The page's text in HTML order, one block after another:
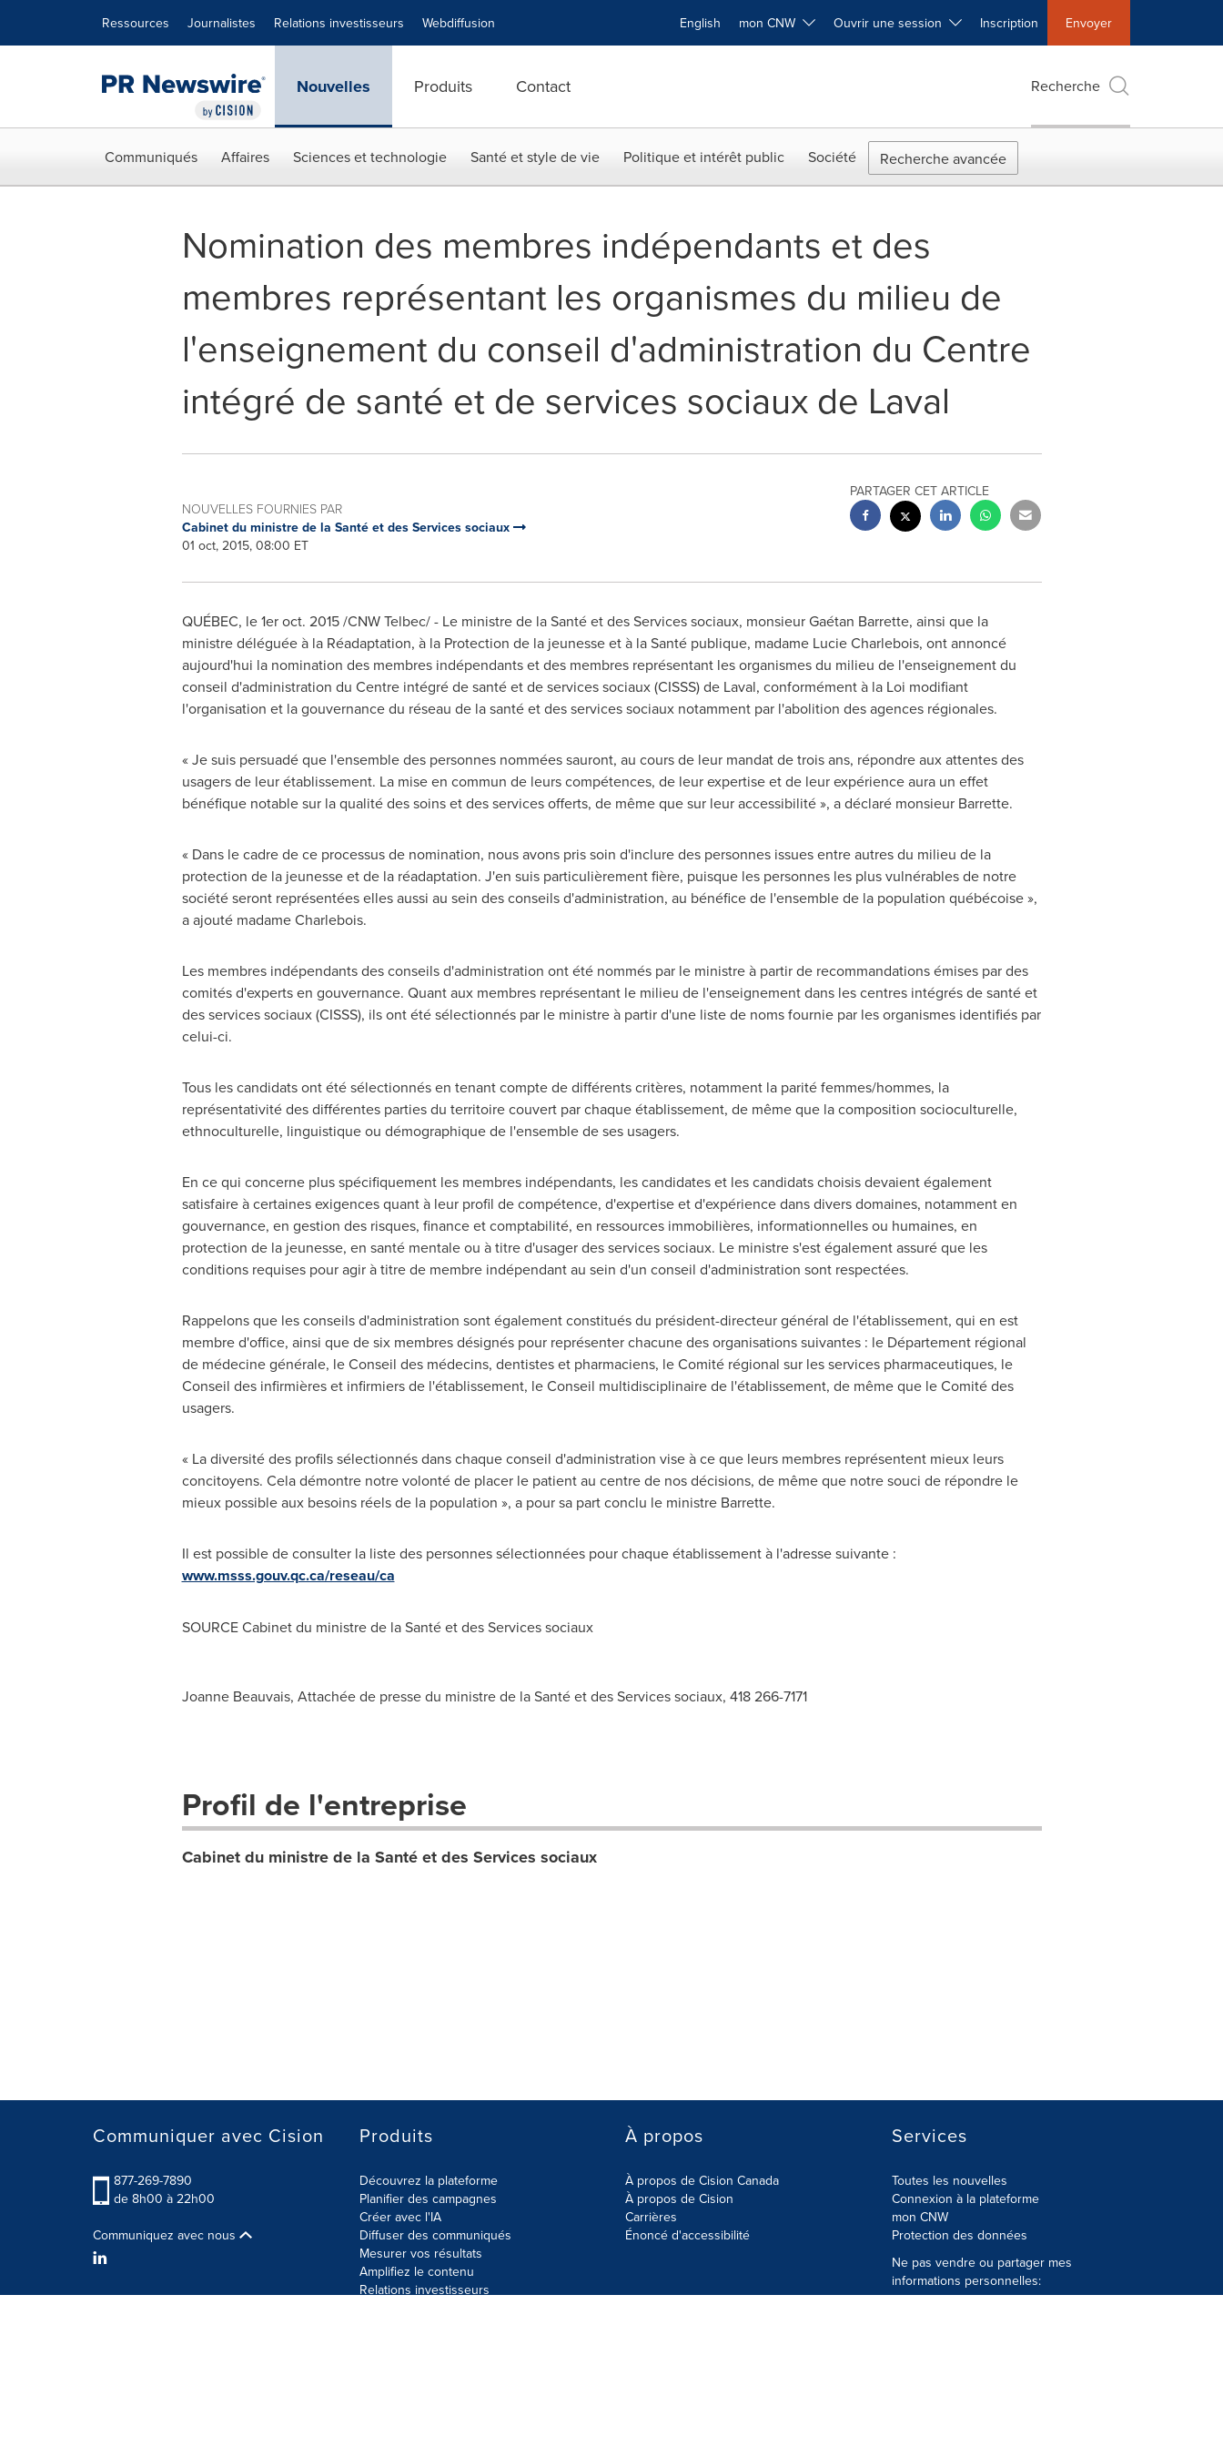
Ressources Journalistes Relations investisseurs Webdiffusion English mon CNW Ouvrir une session Inscription Envoyer
Nouvelles Produits Contact Recherche
Communiqués Affaires Sciences et technologie Santé et style de vie Politique et intérêt public Société Recherche avancée
Nomination des membres indépendants et des
membres représentant les organismes du milieu de
l'enseignement du conseil d'administration du Centre
intégré de santé et de services sociaux de Laval
NOUVELLES FOURNIES PAR
Cabinet du ministre de la Santé et des Services sociaux
01 oct, 2015, 08:00 ET
PARTAGER CET ARTICLE
QUÉBEC, le 1eroct. 2015/CNW Telbec/ - Le ministre de la Santé et des Services sociaux, monsieur Gaétan Barrette, ainsi que la
ministre déléguée à la Réadaptation, à la Protection de la jeunesse et à la Santé publique, madame Lucie Charlebois, ont annoncé
aujourd'hui la nomination des membres indépendants et des membres représentant les organismes du milieu de l'enseignement du
conseil d'administration du Centre intégré de santé et de services sociaux (CISSS) de Laval, conformément à la Loi modifiant
l'organisation et la gouvernance du réseau de la santé et des services sociaux notamment par l'abolition des agences régionales.
« Je suis persuadé que l'ensemble des personnes nommées sauront, au cours de leur mandat de trois ans, répondre aux attentes des
usagers de leur établissement. La mise en commun de leurs compétences, de leur expertise et de leur expérience aura un effet
bénéfique notable sur la qualité des soins et des services offerts, de même que sur leur accessibilité », a déclaré monsieur Barrette.
« Dans le cadre de ce processus de nomination, nous avons pris soin d'inclure des personnes issues entre autres du milieu de la
protection de la jeunesse et de la réadaptation. J'en suis particulièrement fière, puisque les personnes les plus vulnérables de notre
société seront représentées elles aussi au sein des conseils d'administration, au bénéfice de l'ensemble de la population québécoise »,
a ajouté madame Charlebois.
Les membres indépendants des conseils d'administration ont été nommés par le ministre à partir de recommandations émises par des
comités d'experts en gouvernance. Quant aux membres représentant le milieu de l'enseignement dans les centres intégrés de santé et
des services sociaux (CISSS), ils ont été sélectionnés par le ministre à partir d'une liste de noms fournie par les organismes identifiés par
celui-ci.
Tous les candidats ont été sélectionnés en tenant compte de différents critères, notamment la parité femmes/hommes, la
représentativité des différentes parties du territoire couvert par chaque établissement, de même que la composition socioculturelle,
ethnoculturelle, linguistique ou démographique de l'ensemble de ses usagers.
En ce qui concerne plus spécifiquement les membres indépendants, les candidates et les candidats choisis devaient également
satisfaire à certaines exigences quant à leur profil de compétence, d'expertise et d'expérience dans divers domaines, notamment en
gouvernance, en gestion des risques, finance et comptabilité, en ressources immobilières, informationnelles ou humaines, en
protection de la jeunesse, en santé mentale ou à titre d'usager des services sociaux. Le ministre s'est également assuré que les
conditions requises pour agir à titre de membre indépendant au sein d'un conseil d'administration sont respectées.
Rappelons que les conseils d'administration sont également constitués du président-directeur général de l'établissement, qui en est
membre d'office, ainsi que de six membres désignés pour représenter chacune des organisations suivantes : le Département régional
de médecine générale, le Conseil des médecins, dentistes et pharmaciens, le Comité régional sur les services pharmaceutiques, le
Conseil des infirmières et infirmiers de l'établissement, le Conseil multidisciplinaire de l'établissement, de même que le Comité des
usagers.
« La diversité des profils sélectionnés dans chaque conseil d'administration vise à ce que leurs membres représentent mieux leurs
concitoyens. Cela démontre notre volonté de placer le patient au centre de nos décisions, de même que notre souci de répondre le
mieux possible aux besoins réels de la population », a pour sa part conclu le ministre Barrette.
Il est possible de consulter la liste des personnes sélectionnées pour chaque établissement à l'adresse suivante :
www.msss.gouv.qc.ca/reseau/ca
SOURCE Cabinet du ministre de la Santé et des Services sociaux
Joanne Beauvais, Attachée de presse du ministre de la Santé et des Services sociaux, 418 266-7171
Profil de l'entreprise
Cabinet du ministre de la Santé et des Services sociaux
Communiquer avec Cision
877-269-7890
de 8h00 à 22h00
Communiquez avec nous
Produits
Découvrez la plateforme
Planifier des campagnes
Créer avec l'IA
Diffuser des communiqués
Mesurer vos résultats
Amplifiez le contenu
Relations investisseurs
À propos
À propos de Cision Canada
À propos de Cision
Carrières
Énoncé d'accessibilité
Services
Toutes les nouvelles
Connexion à la plateforme
mon CNW
Protection des données
Ne pas vendre ou partager mes
informations personnelles: